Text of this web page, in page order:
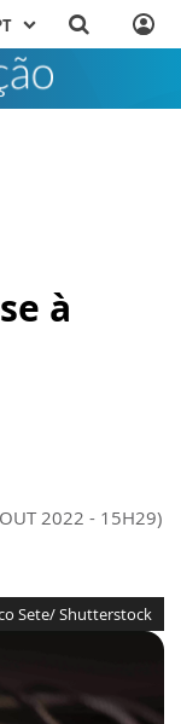
à
2022 - 15H29)
Sete/ Shutterstock